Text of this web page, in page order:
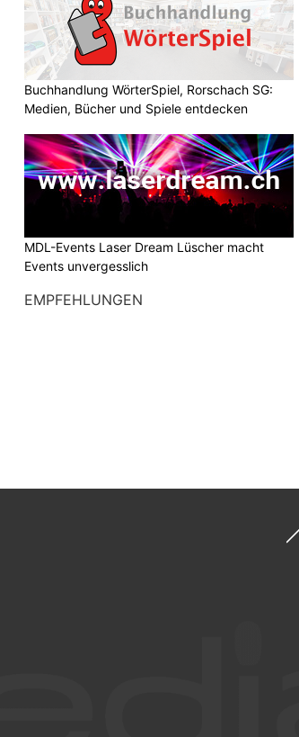
Buchhandlung WörterSpiel, Rorschach SG:
Medien, Bücher und Spiele entdecken
MDL-Events Laser Dream Lüscher macht
Events unvergesslich
EMPFEHLUNGEN